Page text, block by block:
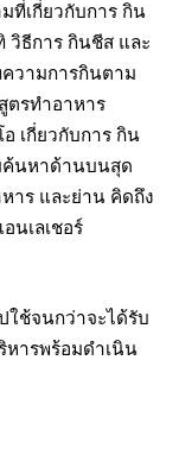
ที่เกี่ยวกับการ กิน
วิธีการ กินชีส และ
วามการกินตาม
ตรทำอาหาร
เกี่ยวกับการ กิน
ค้นหาด้านบนสุด
าร และย่าน คิดถึง
นเลเชอร์
ช้จนกว่าจะได้รับ
ารพร้อมดำเนิน